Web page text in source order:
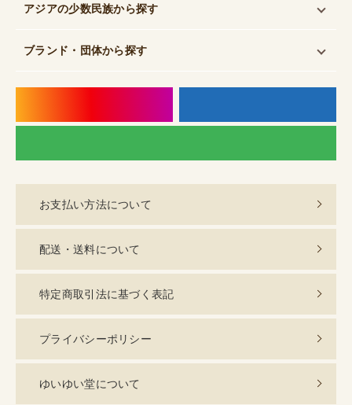
アジアの少数民族から探す
ブランド・団体から探す
お支払い方法について
配送・送料について
特定商取引法に基づく表記
プライバシーポリシー
ゆいゆい堂について